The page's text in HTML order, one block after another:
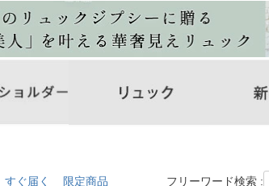
すぐ届く 限定商品 フリーワード検索 :